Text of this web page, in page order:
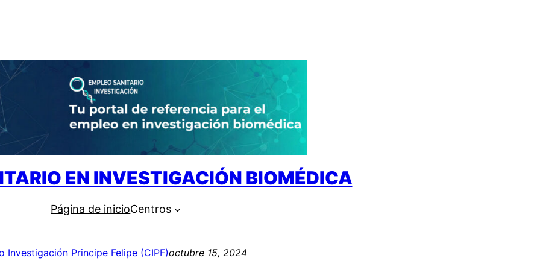
EN INVESTIGACIÓN BIOMÉDICA
Página de inicioCentros
Investigación Principe Felipe (CIPF)octubre 15, 2024